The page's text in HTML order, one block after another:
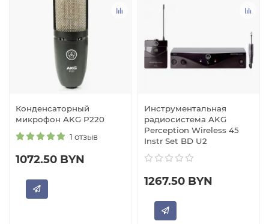
Конденсаторный
микрофон AKG P220
1 отзыв
1072.50 BYN
Инструментальная
радиосистема AKG
Perception Wireless 45
Instr Set BD U2
1267.50 BYN